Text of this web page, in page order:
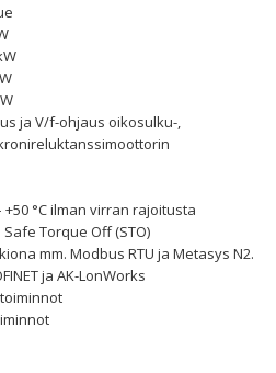
ja V/f-ohjaus oikosulku-,
+50 °C ilman virran rajoitusta
Torque Off (STO)
mm. Modbus RTU ja Metasys N2.
ja AK-LonWorks